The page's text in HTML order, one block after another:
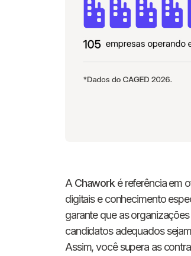
A Chawork é referência em
digitais e conhecimento
garante que as
candidatos adequados
Assim, você supera as